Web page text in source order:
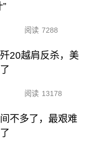
阅读 7288
20越肩反杀，美
阅读 13178
不多了，最艰难